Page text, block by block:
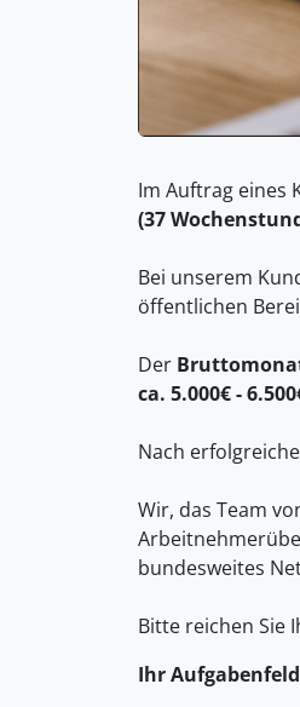
Im Auftrag eines
(37
Bei unserem
öffentlichen
Der
ca. 5.000€ -
Nach
Wir, das Team
bundesweites
Bitte reichen Sie
Ihr